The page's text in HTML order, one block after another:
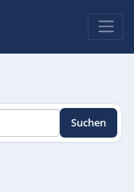
Suchen